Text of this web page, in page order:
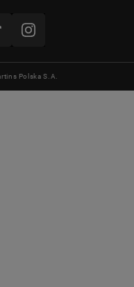
Polska S.A.